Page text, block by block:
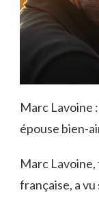
Marc Lavoine
épouse bien-
Marc
française, a